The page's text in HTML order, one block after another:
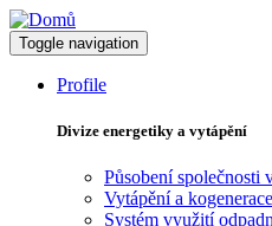
Toggle navigation
Profile
Divize energetiky a vytápění
Působení společnosti
Vytápění a kogenerace
Systém využití